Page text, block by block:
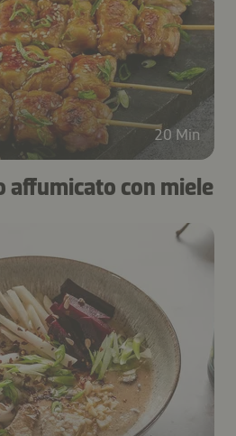
20 Min
affumicato con miele